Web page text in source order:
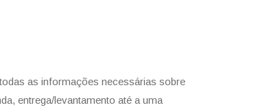
as informações necessárias sobre
entrega/levantamento até a uma